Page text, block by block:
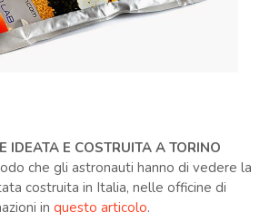
IDEATA E COSTRUITA A TORINO
che gli astronauti hanno di vedere la
costruita in Italia, nelle officine di
in questo articolo.